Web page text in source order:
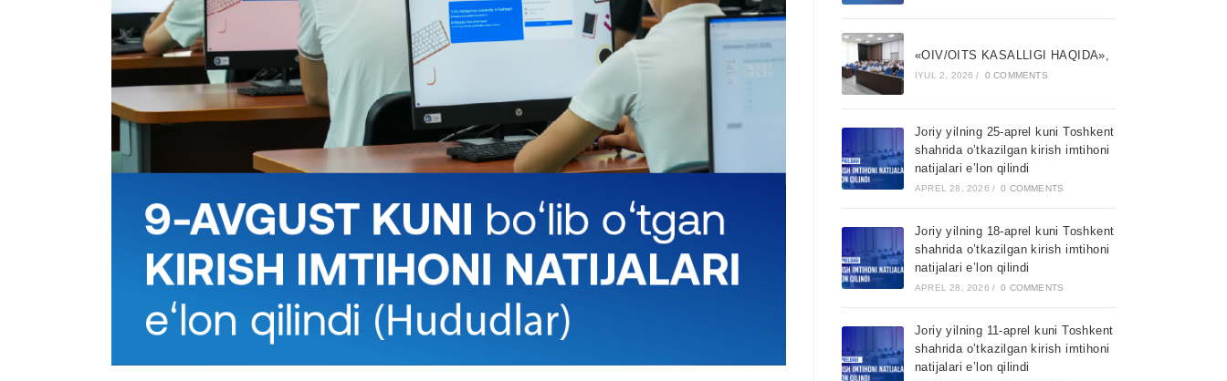
«OIV/OITS KASALLIGI HAQIDA»,
IYUL 2, 2026 / 0 COMMENTS
Joriy yilning 25-aprel kuni Toshkent
shahrida o’tkazilgan kirish imtihoni
natijalari e’lon qilindi
APREL 28, 2026 / 0 COMMENTS
Joriy yilning 18-aprel kuni Toshkent
shahrida o’tkazilgan kirish imtihoni
natijalari e’lon qilindi
APREL 28, 2026 / 0 COMMENTS
Joriy yilning 11-aprel kuni Toshkent
shahrida o’tkazilgan kirish imtihoni
natijalari e’lon qilindi